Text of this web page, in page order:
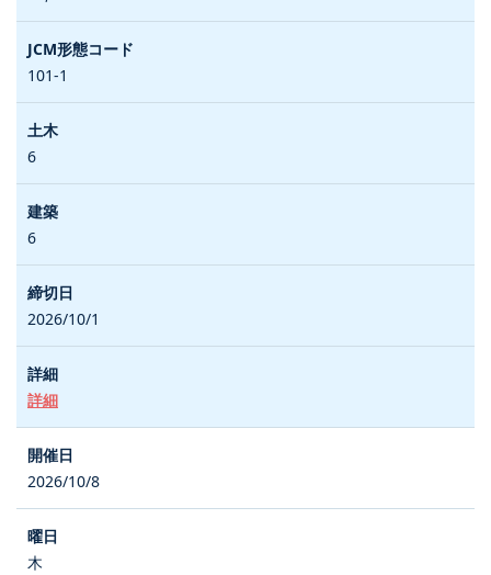
101-1
6
6
2026/10/1
詳細
2026/10/8
木